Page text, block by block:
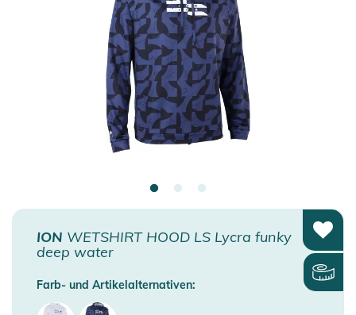
ION WETSHIRT HOOD LS Lycra funky
deep water
Farb- und Artikelalternativen: